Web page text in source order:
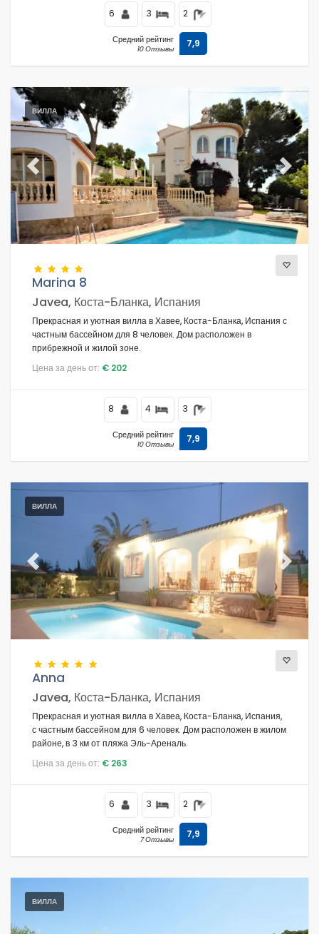
6 3 2
Средний рейтинг
10 Отзывы 7,9
ВИЛЛА
Previous Next
Marina 8
Javea, Коста-Бланка, Испания
Прекрасная и уютная вилла в Хавее, Коста-Бланка, Испания с
частным бассейном для 8 человек. Дом расположен в
прибрежной и жилой зоне.
Цена за день от: € 202
8 4 3
Средний рейтинг
10 Отзывы 7,9
ВИЛЛА
Previous Next
Anna
Javea, Коста-Бланка, Испания
Прекрасная и уютная вилла в Хавеа, Коста-Бланка, Испания,
с частным бассейном для 6 человек. Дом расположен в жилом
районе, в 3 км от пляжа Эль-Ареналь.
Цена за день от: € 263
6 3 2
Средний рейтинг
7 Отзывы 7,9
ВИЛЛА